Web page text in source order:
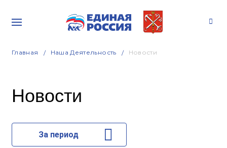
Главная Наша Деятельность Новости
Новости
За период